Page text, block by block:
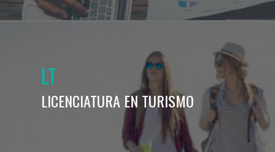
LT
LICENCIATURA EN TURISMO